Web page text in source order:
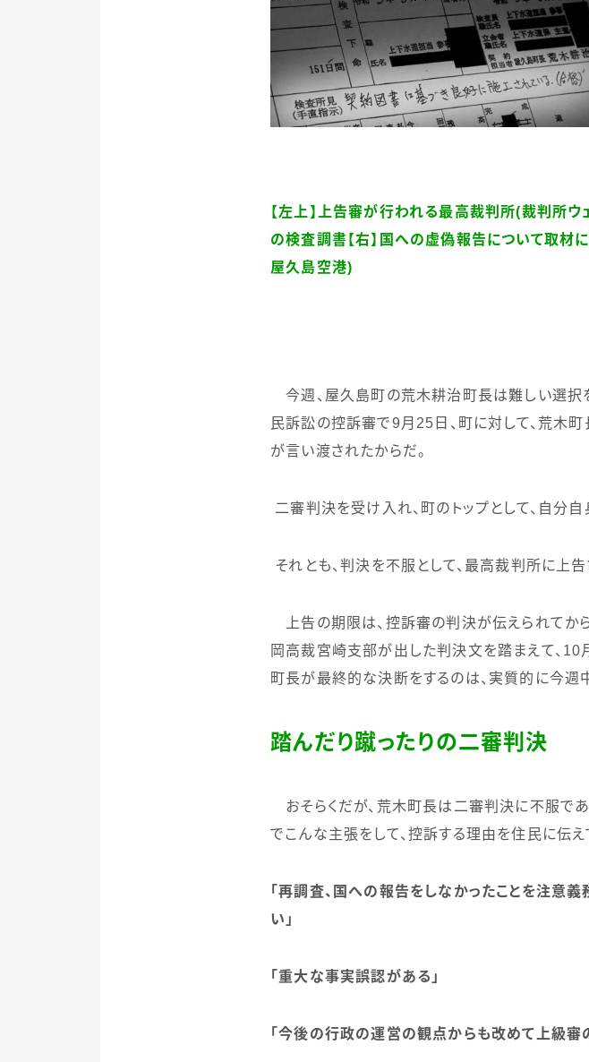
【左上】上告審が行われる最高裁判所(裁判所ウ
の検査調書【右】国への虚偽報告について取材
屋久島空港)
今週、屋久島町の荒木耕治町長は難しい選択
民訴訟の控訴審で9 月 25 日、町に対して、荒木町
が言い渡されたからだ。
二審判決を受け入れ、町のトップとして、自分
それとも、判決を不服として、最高裁判所に上告
上告の期限は、控訴審の判決が伝えられてか
岡高裁宮崎支部が出した判決文を踏まえて、 10
町長が最終的な決断をするのは、実質的に今週
踏んだり蹴ったりの二審判決
おそらくだが、荒木町長は二審判決に不服であ
でこんな主張をして、控訴する理由を住民に伝え
「再調査、国への報告をしなかったことを注意
い」
「重大な事実誤認がある」
「今後の行政の運営の観点からも改めて上級審